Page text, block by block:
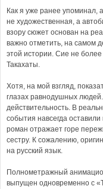
Как я уже ранее упоминал,
не художественная, а
взору сюжет основан на
важно отметить, на самом
этой истории. Сие не
Такахаты.
Хотя, на мой взгляд,
глазах равнодушных
действительность. В
события навсегда
роман отражает горе
сестру. К сожалению,
на русский язык.
Полнометражный
выпущен одновременно с